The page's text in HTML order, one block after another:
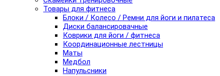
Товары для фитнеса
Блоки / Колесо / Ремни для йоги и пилатеса
Диски балансировачные
Коврики для йоги / фитнеса
Координационные лестницы
Маты
Медбол
Напульсники